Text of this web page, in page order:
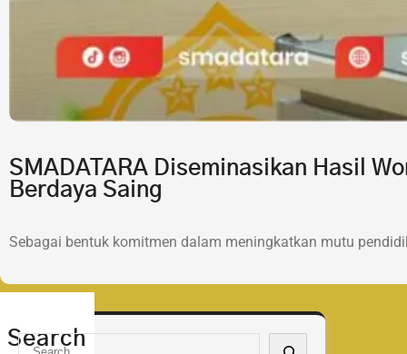
SMADATARA Diseminasikan Hasil
Berdaya Saing
Sebagai bentuk komitmen dalam meningkatkan mutu
Search
S